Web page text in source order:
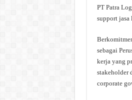
PT Patra
support
sebagai
kerja yang
stakeholder
corporate